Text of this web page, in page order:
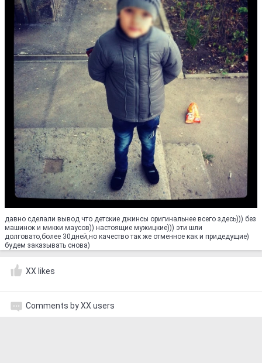
давно сделали вывод что детские джинсы оригинальнее всего здесь))) без
машинок и микки маусов)) настоящие мужицкие))) эти шли
долговато,более 30дней,но качество так же отменное как и придедущие)
будем заказывать снова)
XX likes
Comments by XX users